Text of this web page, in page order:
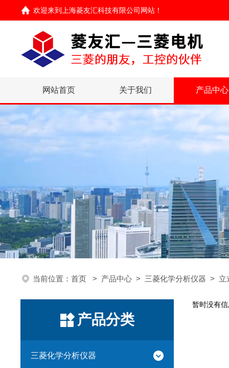
欢迎来到 上海菱友汇科技有限公司网站 ！
网站首页 关于我们 产品中心
当前位置： 首页 > 产品中心 > 三菱化学分析仪器 > 立
产品分类
三菱化学分析仪器
暂时没有